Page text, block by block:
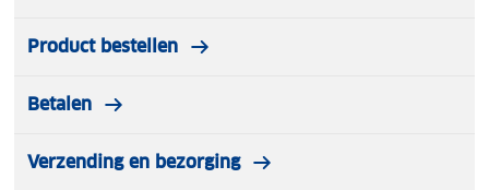
Product bestellen
Betalen
Verzending en bezorging